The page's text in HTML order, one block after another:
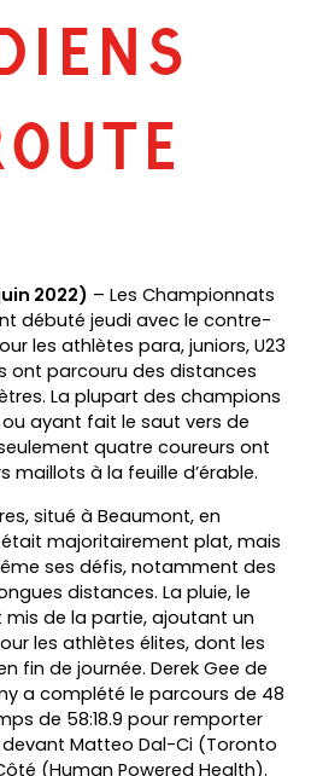
2022) – Les Championnats
débuté jeudi avec le contre-
les athlètes para, juniors, U23
ont parcouru des distances
La plupart des champions
ayant fait le saut vers de
quatre coureurs ont
maillots à la feuille d’érable.
situé à Beaumont, en
était majoritairement plat, mais
ses défis, notamment des
distances. La pluie, le
de la partie, ajoutant un
les athlètes élites, dont les
fin de journée. Derek Gee de
a complété le parcours de 48
de 58:18.9 pour remporter
devant Matteo Dal-Ci (Toronto
(Human Powered Health).